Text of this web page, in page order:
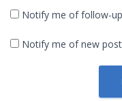
Notify me of follow-
Notify me of new